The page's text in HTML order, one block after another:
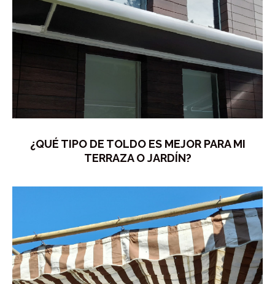
¿QUÉ TIPO DE TOLDO ES MEJOR PARA MI
TERRAZA O JARDÍN?